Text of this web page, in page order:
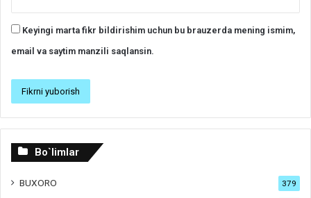
Keyingi marta fikr bildirishim uchun bu brauzerda mening ismim,
email va saytim manzili saqlansin.
Bo`limlar
BUXORO 379